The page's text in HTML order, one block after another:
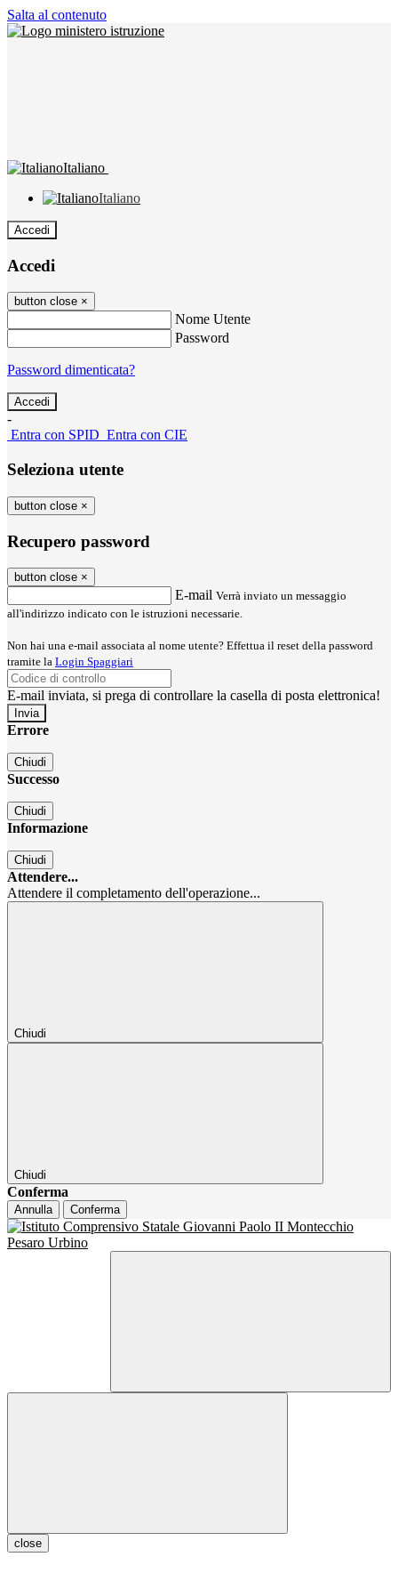
Salta al contenuto
Italiano
Italiano
Accedi
Accedi
button close ×
Nome Utente
Password
Password dimenticata?
-
Entra con SPID Entra con CIE
Seleziona utente
button close ×
Recupero password
button close ×
E-mail Verrà inviato un messaggio
all'indirizzo indicato con le istruzioni necessarie.
Non hai una e-mail associata al nome utente? Effettua il reset della password
tramite la Login Spaggiari
E-mail inviata, si prega di controllare la casella di posta elettronica!
Errore
Chiudi
Successo
Chiudi
Informazione
Chiudi
Attendere...
Attendere il completamento dell'operazione...
Chiudi
Chiudi
Conferma
Annulla Conferma
close